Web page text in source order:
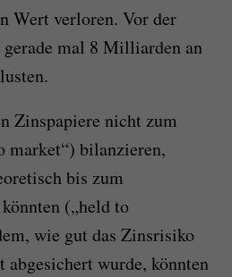
Wert verloren. Vor der
gerade mal 8 Milliarden an
Zinspapiere nicht zum
market“) bilanzieren,
bis zum
(„held to
wie gut das Zinsrisiko
abgesichert wurde, könnten